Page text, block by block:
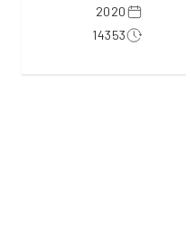
2020
14353